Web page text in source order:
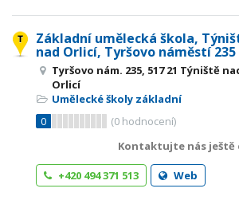
Základní umělecká škola,
nad Orlicí, Tyršovo náměstí 235
Tyršovo nám. 235, 517 21 Týniště
Orlicí
Umělecké školy základní
0
(0 hodnocení)
Kontaktujte nás ještě
+420 494 371 513 Web